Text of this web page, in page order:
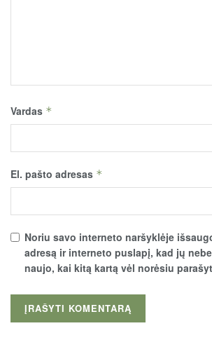
Vardas *
El. pašto adresas *
Noriu savo interneto naršyklėje
adresą ir interneto puslapį, kad jų
naujo, kai kitą kartą vėl norėsiu